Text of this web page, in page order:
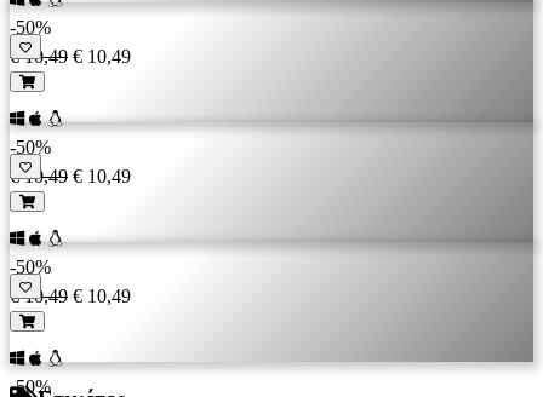
-50%
€ 10,49 € 10,49
-50%
€ 10,49 € 10,49
-50%
€ 10,49 € 10,49
-50%